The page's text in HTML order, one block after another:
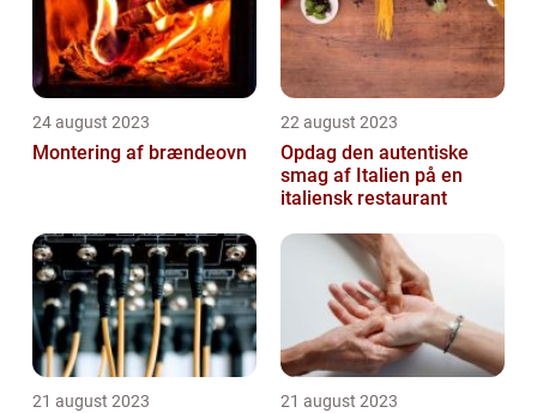
24 august 2023
Montering af brændeovn
22 august 2023
Opdag den autentiske
smag af Italien på en
italiensk restaurant
21 august 2023 21 august 2023